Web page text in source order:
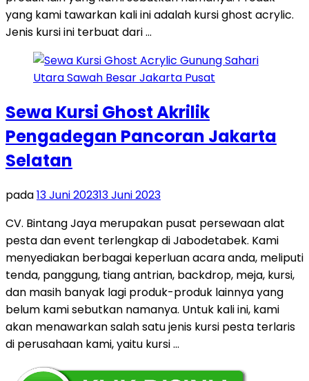
yang kami tawarkan kali ini adalah kursi ghost acrylic.
Jenis kursi ini terbuat dari …
Sewa Kursi Ghost Akrilik
Pengadegan Pancoran Jakarta
Selatan
pada13 Juni 202313 Juni 2023
CV. Bintang Jaya merupakan pusat persewaan alat
pesta dan event terlengkap di Jabodetabek. Kami
menyediakan berbagai keperluan acara anda, meliputi
tenda, panggung, tiang antrian, backdrop, meja, kursi,
dan masih banyak lagi produk-produk lainnya yang
belum kami sebutkan namanya. Untuk kali ini, kami
akan menawarkan salah satu jenis kursi pesta terlaris
di perusahaan kami, yaitu kursi …